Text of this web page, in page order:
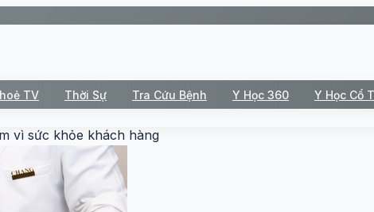
TV Thời Sự Tra Cứu Bệnh Y Học 360 Y Học Cổ
vì sức khỏe khách hàng